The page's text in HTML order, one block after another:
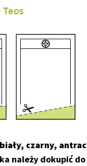
czarny,
należy dokupić